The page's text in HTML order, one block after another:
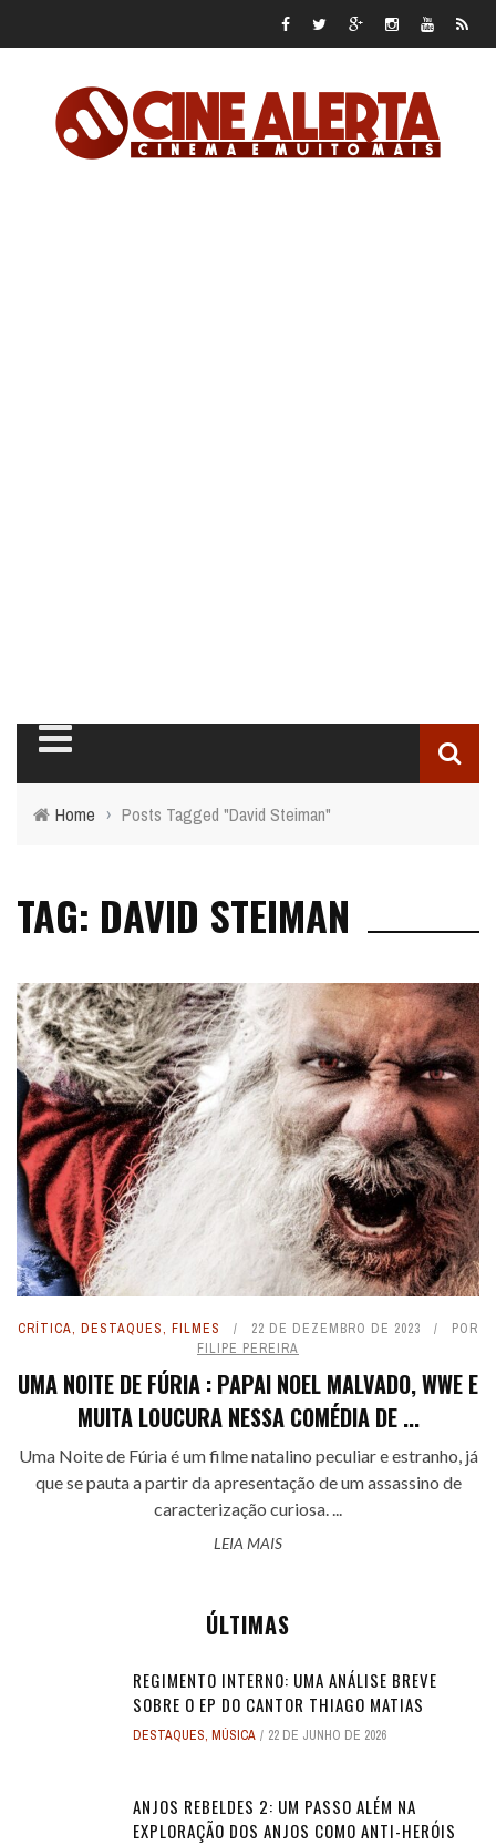
Home › Posts Tagged "David Steiman"
TAG: DAVID STEIMAN
CRÍTICA, DESTAQUES, FILMES 22 DE DEZEMBRO DE 2023
POR
FILIPE PEREIRA
UMA NOITE DE FÚRIA : PAPAI NOEL MALVADO, WWE E
MUITA LOUCURA NESSA COMÉDIA DE ...
Uma Noite de Fúria é um filme natalino peculiar e estranho, já
que se pauta a partir da apresentação de um assassino de
caracterização curiosa. ...
LEIA MAIS
ÚLTIMAS
REGIMENTO INTERNO: UMA ANÁLISE BREVE
SOBRE O EP DO CANTOR THIAGO MATIAS
DESTAQUES, MÚSICA 22 DE JUNHO DE 2026
ANJOS REBELDES 2: UM PASSO ALÉM NA
EXPLORAÇÃO DOS ANJOS COMO ANTI-HERÓIS